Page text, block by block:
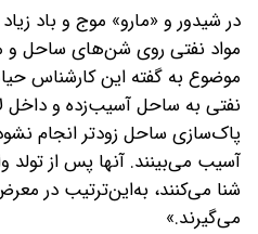
در شیدور و «مارو» موج و باد
مواد نفتی روی شن‌های ساحل
موضوع به گفته این کارشناس
نفتی به ساحل آسیب‌زده و داخل
پاک‌سازی ساحل زودتر انجام
آسیب می‌بینند. آنها پس از تولد
شنا می‌کنند، به‌این‌ترتیب در
می‌گیرند.»